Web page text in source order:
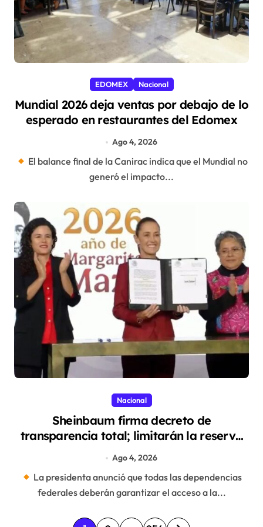
EDOMEX Nacional
Mundial 2026 deja ventas por debajo de lo
esperado en restaurantes del Edomex
Ago 4, 2026
El balance final de la Canirac indica que el Mundial no
generó el impacto...
Nacional
Sheinbaum firma decreto de
transparencia total; limitarán la reserva
de información
Ago 4, 2026
La presidenta anunció que todas las dependencias
federales deberán garantizar el acceso a la...